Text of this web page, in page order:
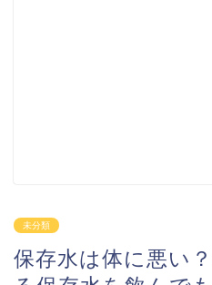
未分類
保存水は体に悪い